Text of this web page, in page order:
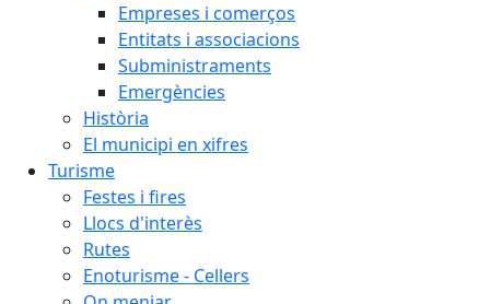
Empreses i comerços
Entitats i associacions
Subministraments
Emergències
Història
El municipi en xifres
Turisme
Festes i fires
Llocs d'interès
Rutes
Enoturisme - Cellers